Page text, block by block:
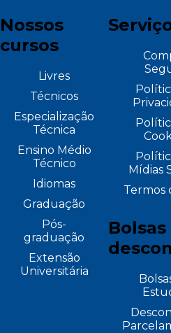
Nossos
cursos
Livres
Técnicos
Especialização
Técnica
Ensino Médio
Técnico
Idiomas
Graduação
Pós-
graduação
Extensão
Universitária
Mídias
Termos
Bolsas